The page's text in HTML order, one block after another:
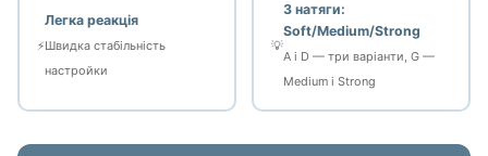
⚡
Легка реакція
Швидка стабільність
настройки
💡
3 натяги:
Soft/Medium/Strong
A і D — три варіанти, G —
Medium і Strong